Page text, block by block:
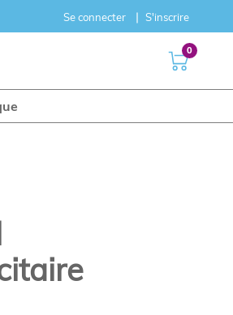
Se connecter S'inscrire
0